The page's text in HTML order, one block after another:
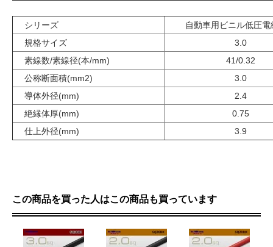
シリーズ
自動車用ビニル低圧電
規格サイズ
3.0
素線数/素線径(本/mm)
41/0.32
公称断面積(mm2)
3.0
導体外径(mm)
2.4
絶縁体厚(mm)
0.75
仕上外径(mm)
3.9
この商品を買った人はこの商品も買っています